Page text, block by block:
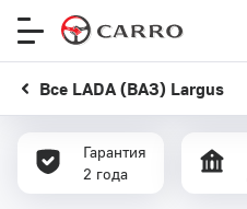
Все LADA (ВАЗ) Largus
Гарантия
2 года